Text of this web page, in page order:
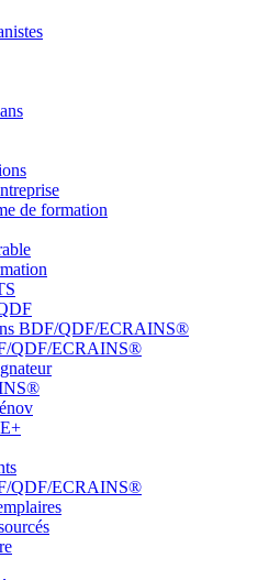
de formation
BDF/QDF/ECRAINS®
QDF/ECRAINS®
QDF/ECRAINS®